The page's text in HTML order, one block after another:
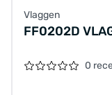
Vlaggen
FF0202D
0